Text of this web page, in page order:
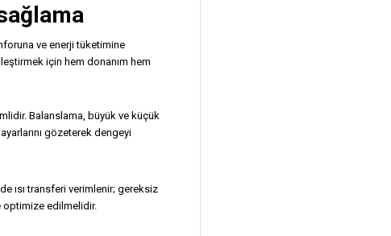
ve enerji tüketimine
için hem donanım hem
Balanslama, büyük ve küçük
gözeterek dengeyi
ısı transferi verimlenir; gereksiz
optimize edilmelidir.